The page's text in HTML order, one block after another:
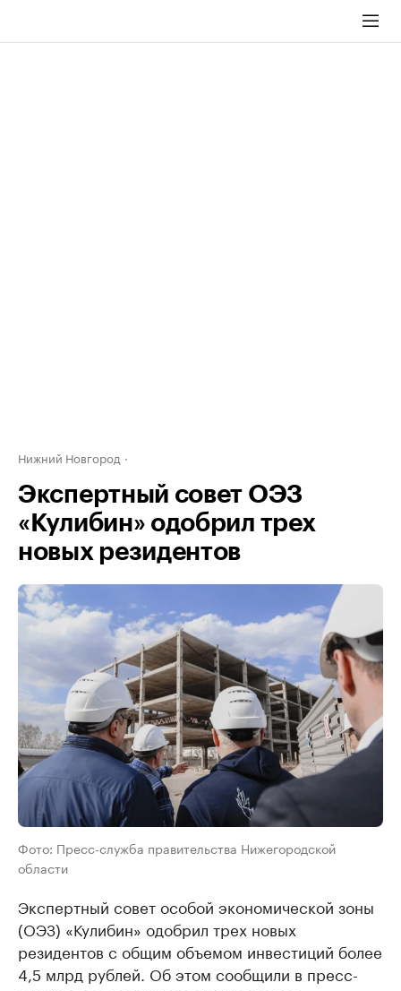
Нижний Новгород
Экспертный совет ОЭЗ
«Кулибин» одобрил трех
новых резидентов
Фото: Пресс-служба правительства Нижегородской
области
Экспертный совет особой экономической зоны
(ОЭЗ) «Кулибин» одобрил трех новых
резидентов с общим объемом инвестиций более
4,5 млрд рублей. Об этом сообщили в пресс-